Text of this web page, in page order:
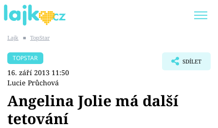
SHOPAHOLICADEL
Témata
Lajk ■ TopStar
TOPSTAR
16. září 2013 11:50
Lucie Průchová
SDÍLET
Angelina Jolie má další
tetování